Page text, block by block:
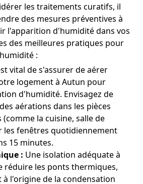
les traitements curatifs, il
des mesures préventives à
l'apparition d'humidité dans vos
des meilleures pratiques pour
:
vital de s'assurer de aérer
logement à Autun pour
d'humidité. Envisagez de
aérations dans les pièces
la cuisine, salle de
les fenêtres quotidiennement
15 minutes.
: Une isolation adéquate à
réduire les ponts thermiques,
l'origine de la condensation